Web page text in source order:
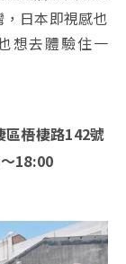
日本即視感也
想去體驗住一
區梧棲路142號
18:00